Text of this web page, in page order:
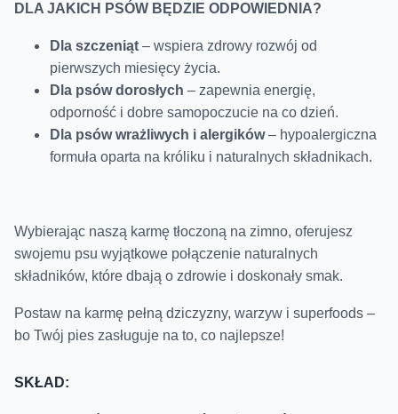
DLA JAKICH PSÓW BĘDZIE ODPOWIEDNIA?
Dla szczeniąt – wspiera zdrowy rozwój od
pierwszych miesięcy życia.
Dla psów dorosłych – zapewnia energię,
odporność i dobre samopoczucie na co dzień.
Dla psów wrażliwych i alergików– hypoalergiczna
formuła oparta na króliku i naturalnych składnikach.
Wybierając naszą karmę tłoczoną na zimno, oferujesz
swojemu psu wyjątkowe połączenie naturalnych
składników, które dbają o zdrowie i doskonały smak.
Postaw na karmę pełną dziczyzny, warzyw i superfoods –
bo Twój pies zasługuje na to, co najlepsze!
SKŁAD: